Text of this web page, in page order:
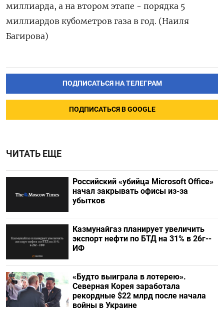
миллиарда, а на втором этапе - порядка 5
миллиардов кубометров газа в год. (Наиля
Багирова)
ПОДПИСАТЬСЯ НА ТЕЛЕГРАМ
ПОДПИСАТЬСЯ В GOOGLE
ЧИТАТЬ ЕЩЕ
Российский «убийца Microsoft Office»
начал закрывать офисы из-за
убытков
Казмунайгаз планирует увеличить
экспорт нефти по БТД на 31% в 26г--
ИФ
«Будто выиграла в лотерею».
Северная Корея заработала
рекордные $22 млрд после начала
войны в Украине